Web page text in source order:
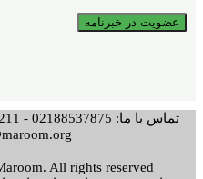
All rights reserved.